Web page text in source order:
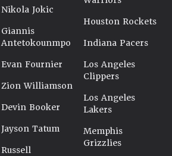
Nikola Jokic
Giannis
Antetokounmpo
Evan Fournier
Zion Williamson
Devin Booker
Jayson Tatum
Russell
Houston Rockets
Indiana Pacers
Los Angeles
Clippers
Los Angeles
Lakers
Memphis
Grizzlies